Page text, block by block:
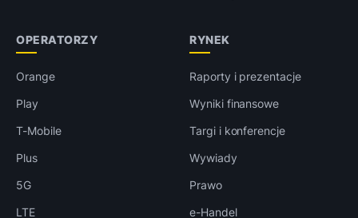
OPERATORZY
Orange
Play
T-Mobile
Plus
5G
LTE
RYNEK
Raporty i prezentacje
Wyniki finansowe
Targi i konferencje
Wywiady
Prawo
e-Handel